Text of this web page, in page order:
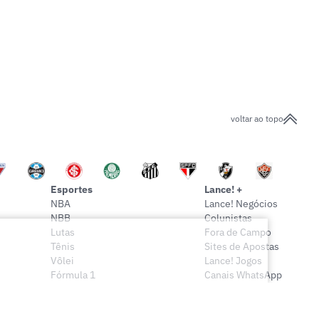
voltar ao topo
Esportes
NBA
NBB
Lutas
Tênis
Vôlei
Fórmula 1
Lance! +
Lance! Negócios
Colunistas
Fora de Campo
Sites de Apostas
Lance! Jogos
Canais WhatsApp